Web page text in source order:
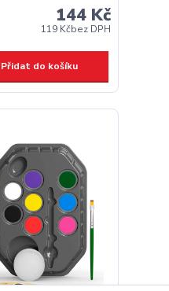
144 Kč
119 Kčbez DPH
Přidat do košíku